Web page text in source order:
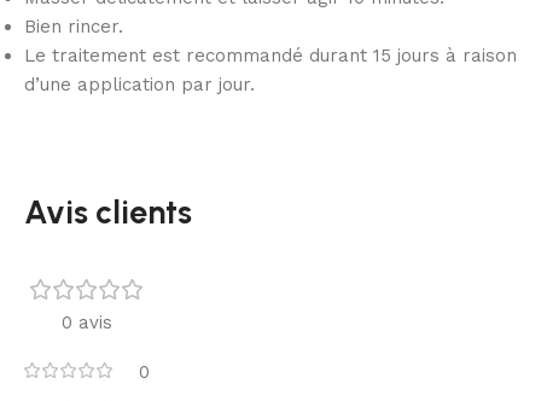
Bien rincer.
Le traitement est recommandé durant 15 jours à raison
d’une application par jour.
Avis clients
0 avis
0